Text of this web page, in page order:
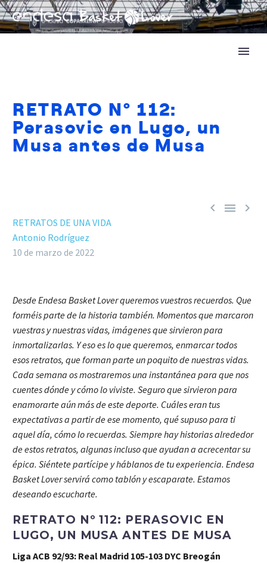
RETRATO Nº 112:
Perasovic en Lugo, un
Musa antes de Musa
  
RETRATOS DE UNA VIDA
Antonio Rodríguez
10 de marzo de 2022
Desde Endesa Basket Lover queremos vuestros recuerdos. Que
forméis parte de la historia también. Momentos que marcaron
vuestras y nuestras vidas, imágenes que sirvieron para
inmortalizarlas. Y eso es lo que queremos, enmarcar todos
esos retratos, que forman parte un poquito de nuestras vidas.
Cada semana os mostraremos una instantánea para que nos
cuentes dónde y cómo lo viviste. Seguro que sirvieron para
enamorarte aún más de este deporte. Cuáles eran tus
expectativas a partir de ese momento, qué supuso para ti
aquel día, cómo lo recuerdas. Siempre hay historias alrededor
de estos retratos, algunas incluso que ayudan a acrecentar su
épica. Siéntete partícipe y háblanos de tu experiencia. Endesa
Basket Lover servirá como tablón y escaparate. Estamos
deseando escucharte.
RETRATO Nº 112: PERASOVIC EN
LUGO, UN MUSA ANTES DE MUSA
Liga ACB 92/93: Real Madrid 105-103 DYC Breogán